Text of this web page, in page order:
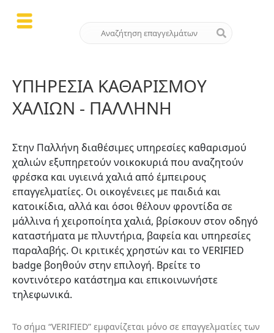
ΥΠΗΡΕΣΊΑ ΚΑΘΑΡΙΣΜΟΎ
ΧΑΛΙΏΝ - ΠΑΛΛΉΝΗ
Στην Παλλήνη διαθέσιμες υπηρεσίες καθαρισμού
χαλιών εξυπηρετούν νοικοκυριά που αναζητούν
φρέσκα και υγιεινά χαλιά από έμπειρους
επαγγελματίες. Οι οικογένειες με παιδιά και
κατοικίδια, αλλά και όσοι θέλουν φροντίδα σε
μάλλινα ή χειροποίητα χαλιά, βρίσκουν στον οδηγό
καταστήματα με πλυντήρια, βαφεία και υπηρεσίες
παραλαβής. Οι κριτικές χρηστών και το VERIFIED
badge βοηθούν στην επιλογή. Βρείτε το
κοντινότερο κατάστημα και επικοινωνήστε
τηλεφωνικά.
Το σήμα “VERIFIED” εμφανίζεται μόνο σε επαγγελματίες των